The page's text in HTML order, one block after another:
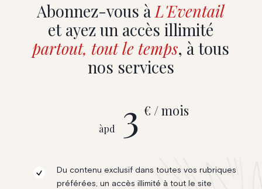
Abonnez-vous àL'Eventail
et ayez un accès illimité
partout, tout le temps, à tous
nos services
àpd 3 € / mois
Du contenu exclusif dans toutes vos rubriques
préférées, un accès illimité à tout le site